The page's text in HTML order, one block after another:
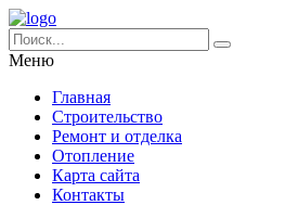
Меню
Главная
Строительство
Ремонт и отделка
Отопление
Карта сайта
Контакты